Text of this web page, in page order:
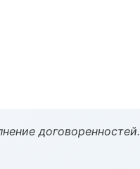
договоренностей.